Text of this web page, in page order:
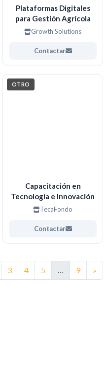
Plataformas Digitales
para Gestión Agrícola
Growth Solutions
Contactar
OTRO
Capacitación en
Tecnología e Innovación
TecaFondo
Contactar
3 4 5 … 9 »